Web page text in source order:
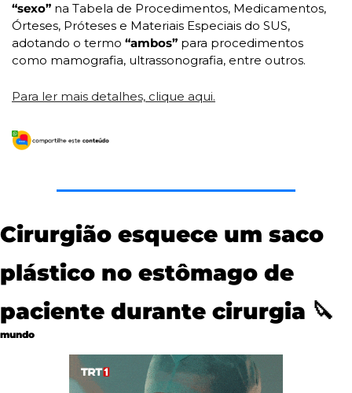
“sexo” na Tabela de Procedimentos, Medicamentos,
Órteses, Próteses e Materiais Especiais do SUS,
adotando o termo “ambos” para procedimentos
como mamografia, ultrassonografia, entre outros.
Para ler mais detalhes, clique aqui.
Cirurgião esquece um saco
plástico no estômago de
paciente durante cirurgia 🔪
mundo